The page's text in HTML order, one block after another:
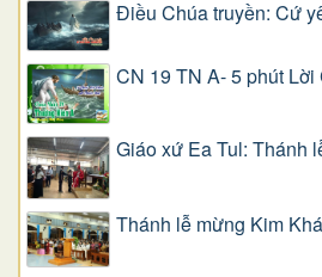
Điều Chúa truyền: Cứ
CN 19 TN A- 5 phút
Giáo xứ Ea Tul: Thánh
Thánh lễ mừng Kim